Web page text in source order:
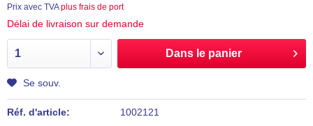
Prix avec TVAplus frais de port
Délai de livraison sur demande
Dans le panier
Se souv.
Réf. d'article: 1002121